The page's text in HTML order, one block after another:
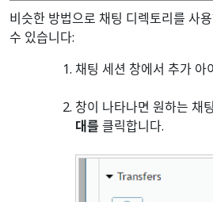
비슷한 방법으로 채팅 디렉토리를 사
수 있습니다:
채팅 세션 창에서 추가 아
창이 나타나면 원하는 채
대를 클릭합니다.